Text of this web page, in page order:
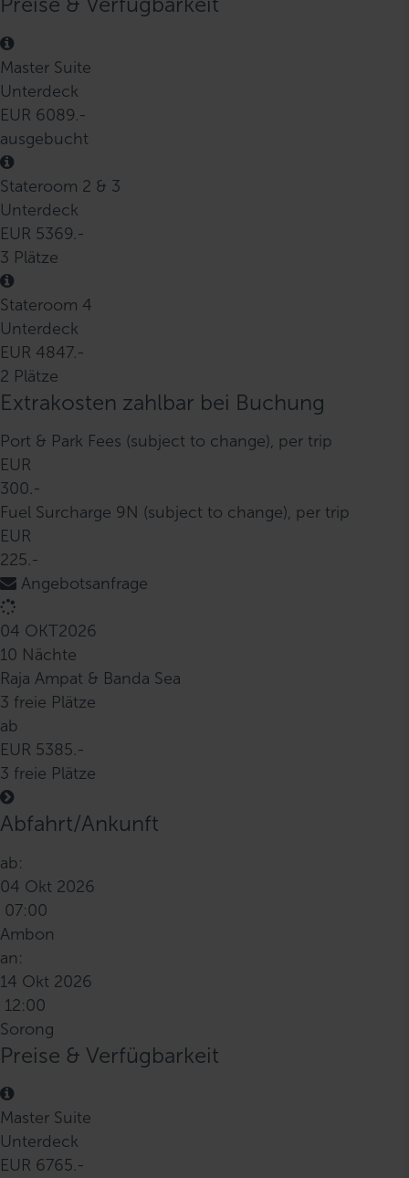
Master Suite
Unterdeck
EUR 6089.-
ausgebucht
Stateroom 2 & 3
Unterdeck
EUR 5369.-
3 Plätze
Stateroom 4
Unterdeck
EUR 4847.-
2 Plätze
Extrakosten zahlbar bei Buchung
Port & Park Fees (subject to change), per trip
EUR
300.-
Fuel Surcharge 9N (subject to change), per trip
EUR
225.-
Angebotsanfrage
04 OKT2026
10 Nächte
Raja Ampat & Banda Sea
3 freie Plätze
ab
EUR 5385.-
3 freie Plätze
Abfahrt/Ankunft
ab:
04 Okt 2026
07:00
Ambon
an:
14 Okt 2026
12:00
Sorong
Preise & Verfügbarkeit
Master Suite
Unterdeck
EUR 6765.-